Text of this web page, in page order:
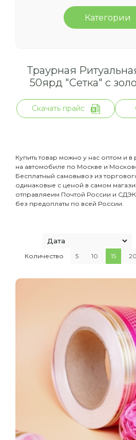
Категории
Траурная
50ярд "Сетка" с
Скачать прайс
Купить товар можно у нас оптом и в
на автомобиле по Москве и
Бесплатный самовывоз из
одинаковые с ценой в самом
отправляеим Почтой России и
без предоплаты по всей России.
Количество 5 10 15 20